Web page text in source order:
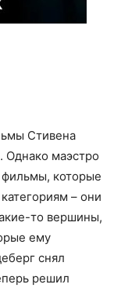
Стивена
Однако маэстро
которые
– они
то вершины,
ему
снял
решил